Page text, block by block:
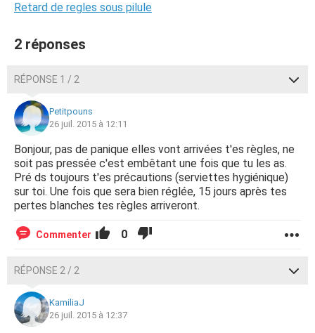
Retard de regles sous pilule
2 réponses
RÉPONSE 1 / 2
Petitpouns
26 juil. 2015 à 12:11
Bonjour, pas de panique elles vont arrivées t'es règles, ne
soit pas pressée c'est embêtant une fois que tu les as.
Pré ds toujours t'es précautions (serviettes hygiénique)
sur toi. Une fois que sera bien réglée, 15 jours après tes
pertes blanches tes règles arriveront.
Commenter 0
RÉPONSE 2 / 2
KamiliaJ
26 juil. 2015 à 12:37